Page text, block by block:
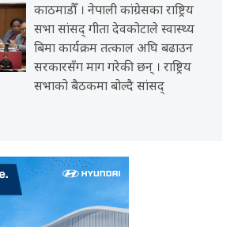
काठमाडौँ । नेपाली कांग्रेसका राष्ट्रिय
सभा सांसद् गीता देवकोटाले स्वास्थ्य
बिमा कार्यक्रम तत्काल अघि बढाउन
सरकारसँग माग गरेकी छन् । राष्ट्रिय
सभाको बैठकमा बोल्दै सांसद्